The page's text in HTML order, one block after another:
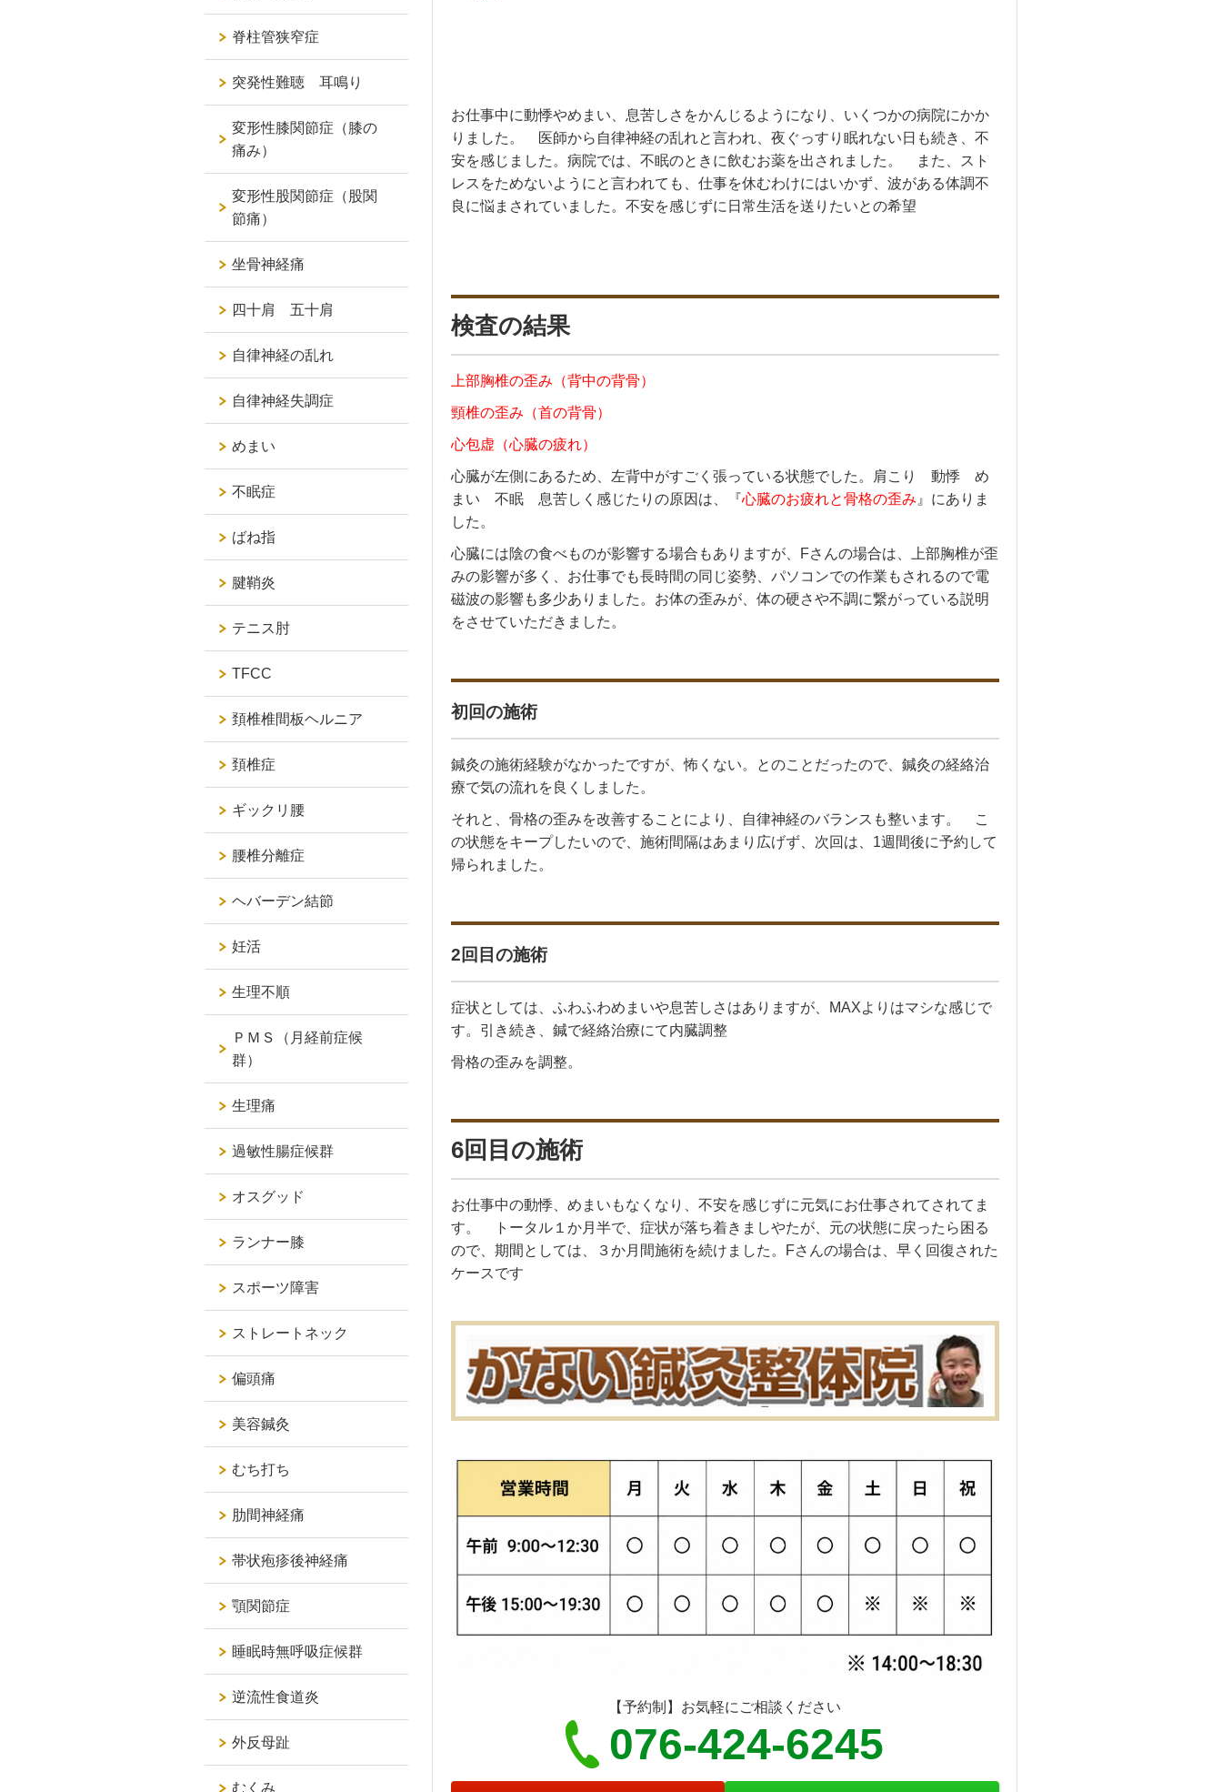
お仕事中に動悸やめまい、息苦しさをかんじるようになり、いくつかの病院にかか
りました。 医師から自律神経の乱れと言われ、夜ぐっすり眠れない日も続き、不
安を感じました。病院では、不眠のときに飲むお薬を出されました。 また、スト
レスをためないようにと言われても、仕事を休むわけにはいかず、波がある体調不
良に悩まされていました。不安を感じずに日常生活を送りたいとの希望
検査の結果
上部胸椎の歪み（背中の背骨）
頸椎の歪み（首の背骨）
心包虚（心臓の疲れ）
心臓が左側にあるため、左背中がすごく張っている状態でした。肩こり 動悸 め
まい 不眠 息苦しく感じたりの原因は、『心臓のお疲れと骨格の歪み』にありま
した。
心臓には陰の食べものが影響する場合もありますが、Fさんの場合は、上部胸椎が歪
みの影響が多く、お仕事でも長時間の同じ姿勢、パソコンでの作業もされるので電
磁波の影響も多少ありました。お体の歪みが、体の硬さや不調に繋がっている説明
をさせていただきました。
初回の施術
鍼灸の施術経験がなかったですが、怖くない。とのことだったので、鍼灸の経絡治
療で気の流れを良くしました。
それと、骨格の歪みを改善することにより、自律神経のバランスも整います。 こ
の状態をキープしたいので、施術間隔はあまり広げず、次回は、1週間後に予約して
帰られました。
2回目の施術
症状としては、ふわふわめまいや息苦しさはありますが、MAXよりはマシな感じで
す。引き続き、鍼で経絡治療にて内臓調整
骨格の歪みを調整。
6回目の施術
お仕事中の動悸、めまいもなくなり、不安を感じずに元気にお仕事されてされてま
す。 トータル１か月半で、症状が落ち着きましやたが、 元の状態に戻ったら困る
ので、期間としては、３か月間施術を続けました。Fさんの場合は、早く回復された
ケースです
【予約制】お気軽にご相談ください
076-424-6245
脊柱管狭窄症
突発性難聴 耳鳴り
変形性膝関節症（膝の
痛み）
変形性股関節症（股関
節痛）
坐骨神経痛
四十肩 五十肩
自律神経の乱れ
自律神経失調症
めまい
不眠症
ばね指
腱鞘炎
テニス肘
TFCC
頚椎椎間板ヘルニア
頚椎症
ギックリ腰
腰椎分離症
ヘバーデン結節
妊活
生理不順
ＰＭＳ（月経前症候
群）
生理痛
過敏性腸症候群
オスグッド
ランナー膝
スポーツ障害
ストレートネック
偏頭痛
美容鍼灸
むち打ち
肋間神経痛
帯状疱疹後神経痛
顎関節症
睡眠時無呼吸症候群
逆流性食道炎
外反母趾
むくみ